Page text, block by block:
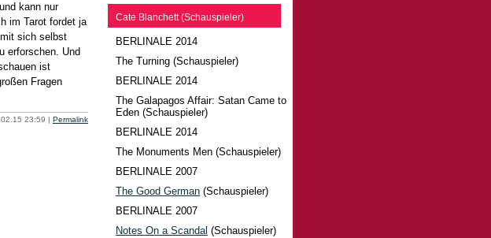
kann nur
im Tarot fordet ja
sich selbst
erforschen. Und
ist
Fragen
23:59 | Permalink
Cate Blanchett (Schauspieler)
BERLINALE 2014
The Turning (Schauspieler)
BERLINALE 2014
The Galapagos Affair: Satan Came to
Eden (Schauspieler)
BERLINALE 2014
The Monuments Men (Schauspieler)
BERLINALE 2007
The Good German (Schauspieler)
BERLINALE 2007
Notes On a Scandal (Schauspieler)